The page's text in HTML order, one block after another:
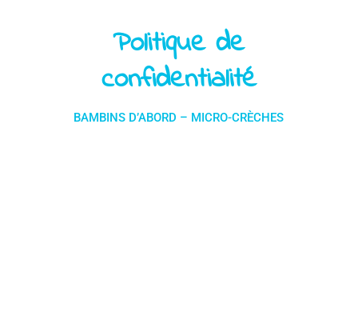
Politique de
confidentialité
BAMBINS D’ABORD – MICRO-CRÈCHES